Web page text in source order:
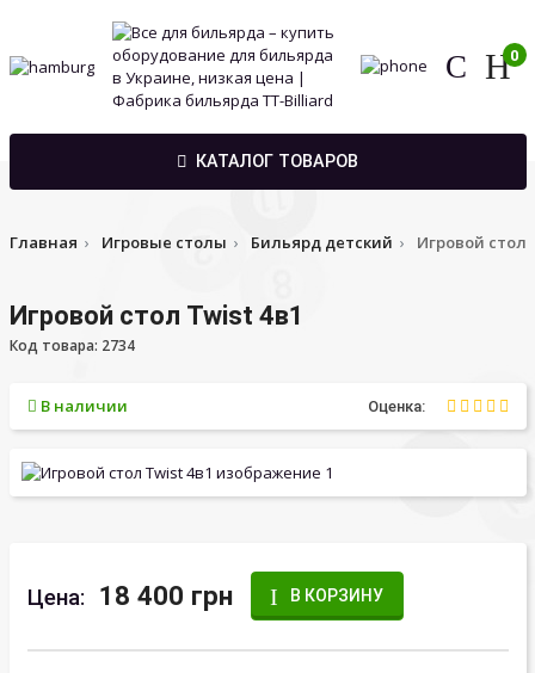
0
КАТАЛОГ ТОВАРОВ
Главная Игровые столы Бильярд детский Игровой стол
Игровой стол Twist 4в1
Код товара: 2734
В наличии Оценка:
Цена: 18 400 грн В КОРЗИНУ